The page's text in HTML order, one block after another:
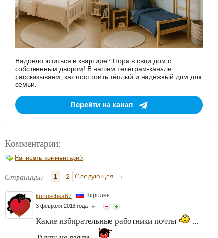
Надоело ютиться в квартире? Пора в свой дом с
собственным двором! В нашем телеграм-канале
рассказываем, как построить тёплый и надёжный дом для
семьи.
Перейти на канал
Комментарии:
Написать комментарий
Страницы: 1 2 Следующая →
kunuschka67 Королёв
3 февраля 2016 года #
Какие избирательные работники почты
...